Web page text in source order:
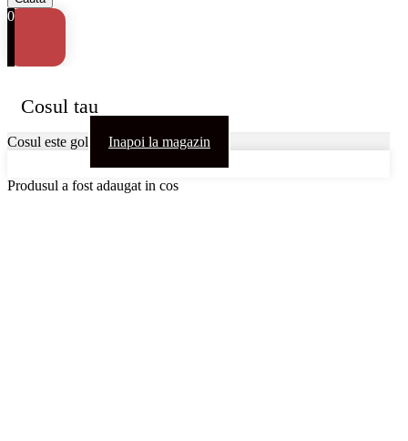
0
Cosul tau
Cosul este gol Inapoi la magazin
Produsul a fost adaugat in cos